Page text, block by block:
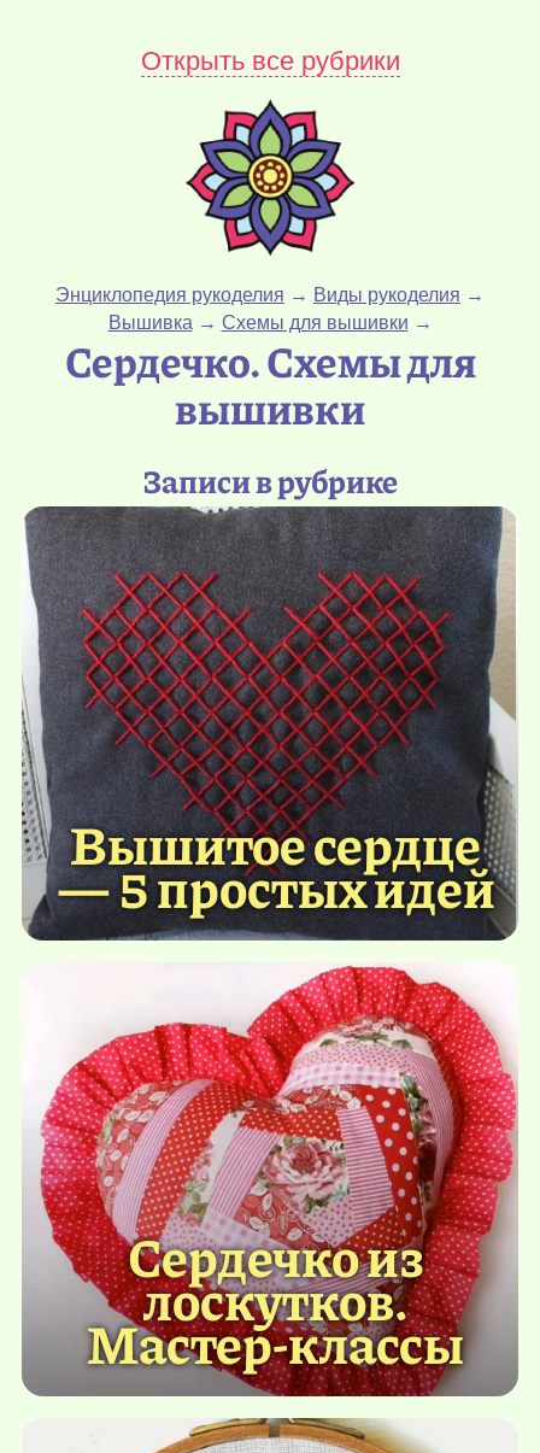
Открыть все рубрики
Энциклопедия рукоделия → Виды рукоделия →
Вышивка → Схемы для вышивки →
Сердечко. Схемы для
вышивки
Записи в рубрике
Вышитое сердце
— 5 простых идей
Сердечко из
лоскутков.
Мастер-классы